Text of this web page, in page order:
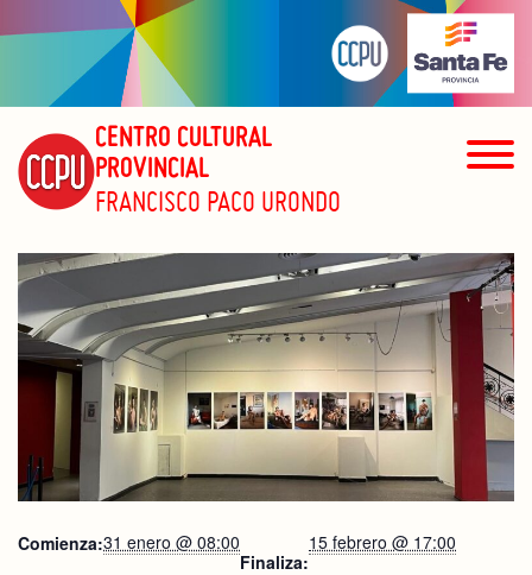
CENTRO CULTURAL
PROVINCIAL
FRANCISCO PACO URONDO
Comienza:31 enero @ 08:00
Finaliza:
15 febrero @ 17:00